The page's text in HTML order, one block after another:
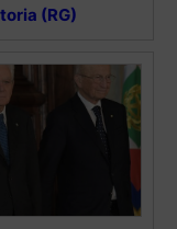
(RG)